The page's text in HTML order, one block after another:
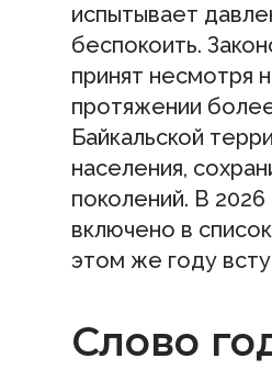
испытывает
беспокоить.
принят несмотря
протяжении
Байкальской
населения,
поколений. В
включено в
этом же году
Слово